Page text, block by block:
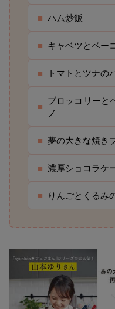
■ ハム炒飯
■ キャベツとベー
■ トマトとツナの
■
ブロッコリーと
ノ
■ 夢の大きな焼き
■ 濃厚ショコラケ
■ りんごとくるみ